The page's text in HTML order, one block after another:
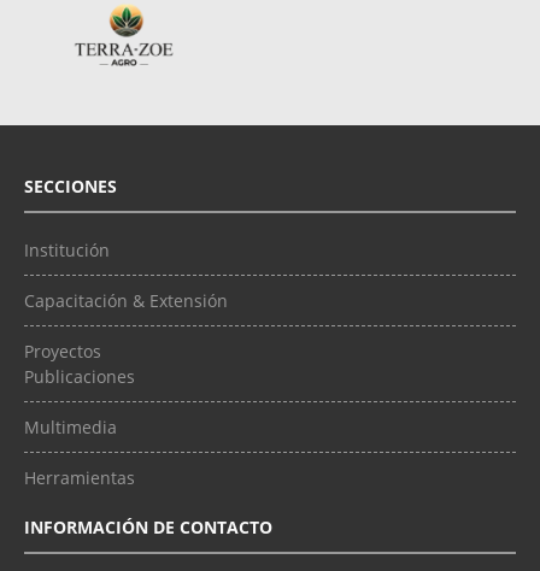
SECCIONES
Institución
Capacitación & Extensión
Proyectos
Publicaciones
Multimedia
Herramientas
INFORMACIÓN DE CONTACTO